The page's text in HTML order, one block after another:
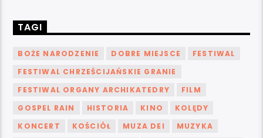
TAGI
BOŻE NARODZENIE DOBRE MIEJSCE
FESTIWAL
FESTIWAL CHRZEŚCIJAŃSKIE GRANIE
FESTIWAL ORGANY ARCHIKATEDRY
FILM
GOSPEL RAIN
HISTORIA KINO
KOLĘDY
KONCERT
KOŚCIÓŁ MUZA DEI
MUZYKA